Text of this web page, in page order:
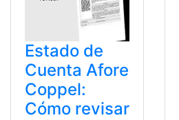
Estado de
Cuenta Afore
Coppel:
Cómo revisar